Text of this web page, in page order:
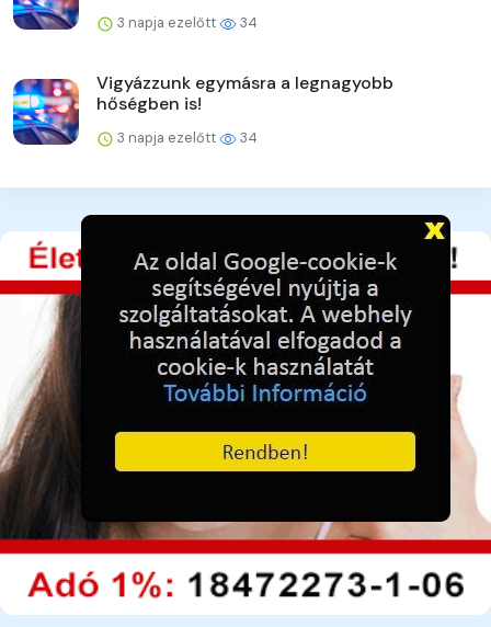
3 napja ezelőtt 34
Vigyázzunk egymásra a legnagyobb
hőségben is!
3 napja ezelőtt 34